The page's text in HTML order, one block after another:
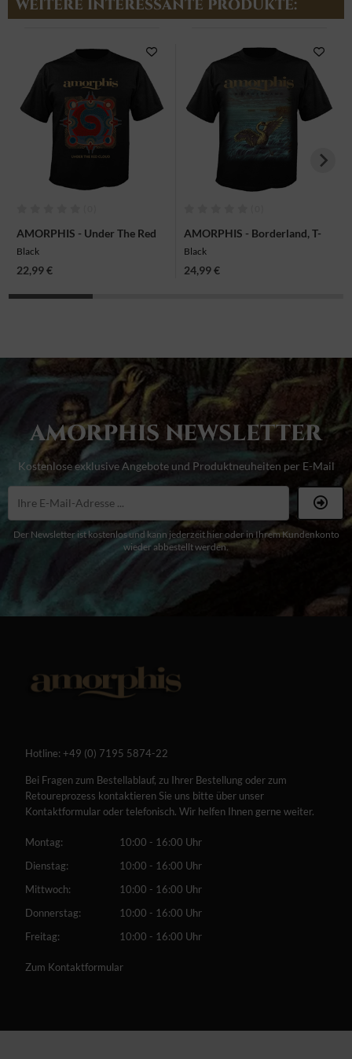
WEITERE INTERESSANTE PRODUKTE:
AMORPHIS - Under The Red
Cloud, T-Shirt
Black
22,99 €
AMORPHIS - Borderland, T-
Shirt
Black
24,99 €
AMORPHIS NEWSLETTER
Kostenlose exklusive Angebote und Produktneuheiten per E-Mail
Der Newsletter ist kostenlos und kann jederzeit hier oder in Ihrem Kundenkonto
wieder abbestellt werden.
Hotline: +49 (0) 7195 5874-22
Bei Fragen zum Bestellablauf, zu Ihrer Bestellung oder zum
Retoureprozess kontaktieren Sie uns bitte über unser
Kontaktformular oder telefonisch. Wir helfen Ihnen gerne weiter.
Montag:
10:00 - 16:00 Uhr
Dienstag:
10:00 - 16:00 Uhr
Mittwoch:
10:00 - 16:00 Uhr
Donnerstag:
10:00 - 16:00 Uhr
Freitag:
10:00 - 16:00 Uhr
Zum Kontaktformular